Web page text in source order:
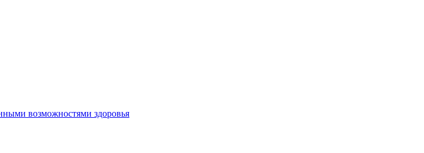
возможностями здоровья